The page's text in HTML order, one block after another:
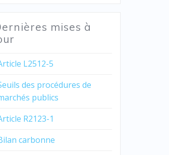
mises à
L2512-5
des procédures de
publics
R2123-1
carbonne